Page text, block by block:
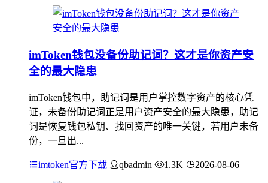
imToken钱包没备份助记词？这才是你资产安
全的最大隐患
imToken钱包中，助记词是用户掌控数字资产的核心凭
证，未备份助记词正是用户资产安全的最大隐患，助记
词是恢复钱包私钥、找回资产的唯一关键，若用户未备
份，一旦出...
imtoken官方下载 qbadmin 1.3K 2026-08-06